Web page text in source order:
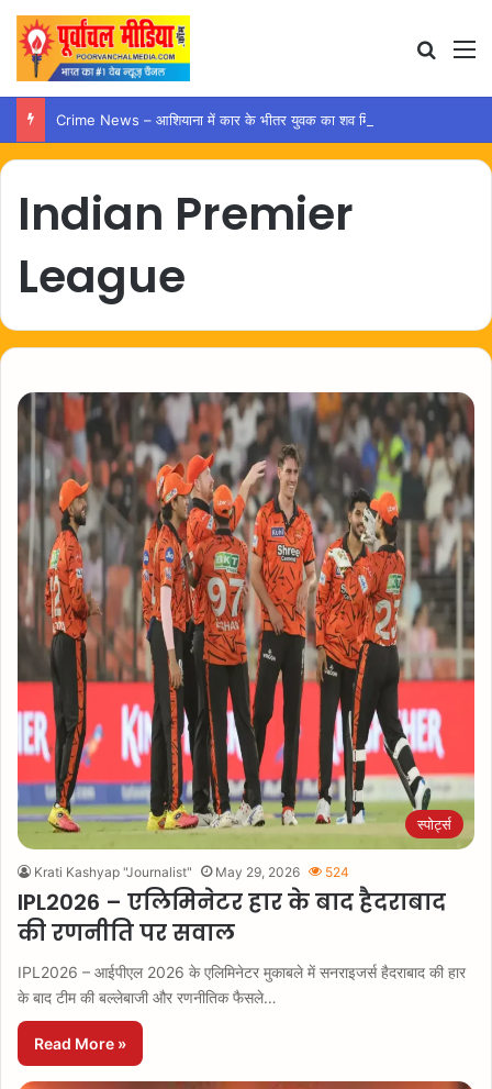
Indian Premier
League
स्पोर्ट्स
Krati Kashyap "Journalist" May 29, 2026 524
IPL2026 – एलिमिनेटर हार के बाद हैदराबाद
की रणनीति पर सवाल
IPL2026 – आईपीएल 2026 के एलिमिनेटर मुकाबले में सनराइजर्स हैदराबाद की हार
के बाद टीम की बल्लेबाजी और रणनीतिक फैसले…
Read More »